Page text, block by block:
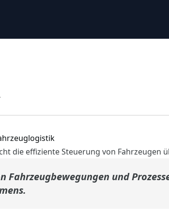
die effiziente Steuerung von Fahrzeugen
Fahrzeugbewegungen und